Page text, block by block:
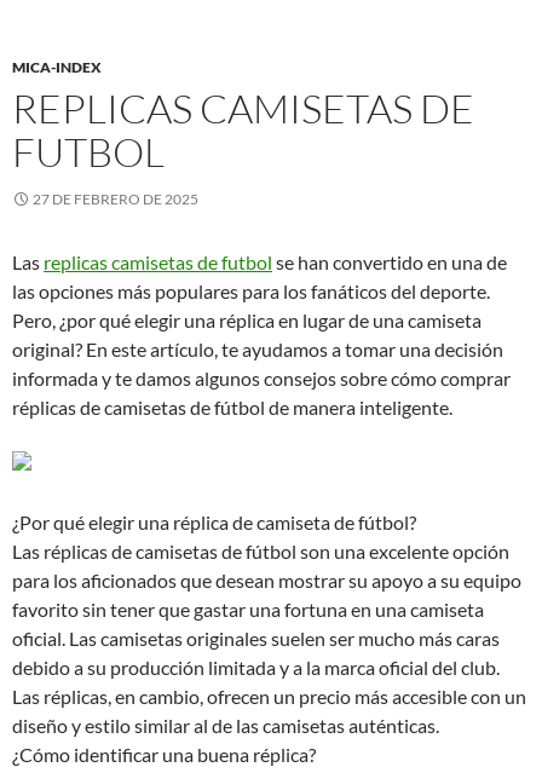
MICA-INDEX
REPLICAS CAMISETAS DE
FUTBOL
27 DE FEBRERO DE 2025
Las replicas camisetas de futbol se han convertido en una de
las opciones más populares para los fanáticos del deporte.
Pero, ¿por qué elegir una réplica en lugar de una camiseta
original? En este artículo, te ayudamos a tomar una decisión
informada y te damos algunos consejos sobre cómo comprar
réplicas de camisetas de fútbol de manera inteligente.
¿Por qué elegir una réplica de camiseta de fútbol?
Las réplicas de camisetas de fútbol son una excelente opción
para los aficionados que desean mostrar su apoyo a su equipo
favorito sin tener que gastar una fortuna en una camiseta
oficial. Las camisetas originales suelen ser mucho más caras
debido a su producción limitada y a la marca oficial del club.
Las réplicas, en cambio, ofrecen un precio más accesible con un
diseño y estilo similar al de las camisetas auténticas.
¿Cómo identificar una buena réplica?